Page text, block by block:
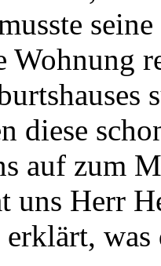
Wohnung
diese
auf zum
uns Herr